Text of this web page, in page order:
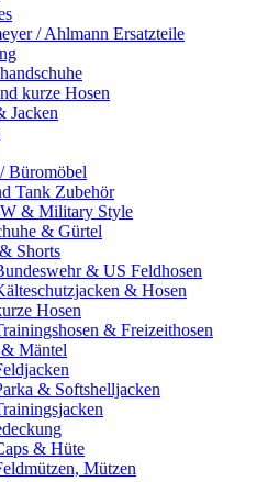
/ Ahlmann Ersatzteile
kurze Hosen
Jacken
Büromöbel
Tank Zubehör
& Military Style
& Gürtel
Shorts
& US Feldhosen
& Hosen
Hosen
& Freizeithosen
Mäntel
& Softshelljacken
& Hüte
Mützen